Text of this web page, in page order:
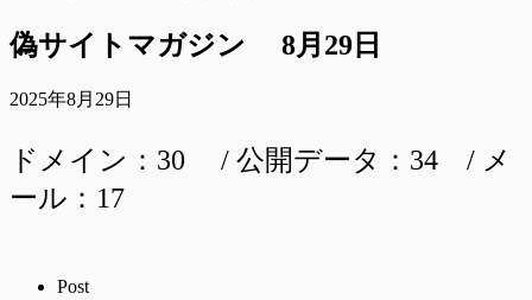
偽サイトマガジン 8月29日
2025年8月29日
ドメイン：30 / 公開データ：34 / メ
ール：17
Post